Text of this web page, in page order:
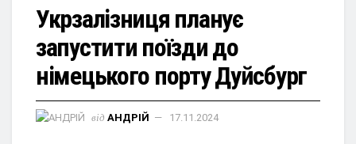
Укрзалізниця планує
запустити поїзди до
німецького порту Дуйсбург
від АНДРІЙ 17.11.2024